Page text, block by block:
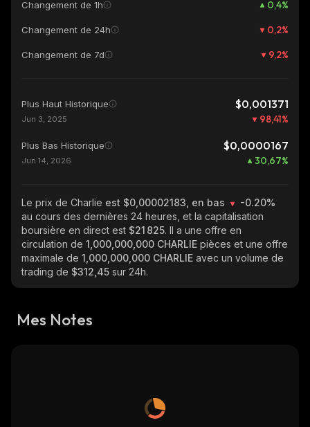
Changement de 1h 0,4%
Changement de 24h 0,2%
Changement de 7d 9,2%
Plus Haut Historique $0,001371
Jun 3, 2025 98,41%
Plus Bas Historique $0,0000167
Jun 14, 2026 30,67%
Le prix de Charlie est $0,00002183, en bas
-0.20%
au cours des dernières 24 heures, et la capitalisation
boursière en direct est $21 825. Il a une offre en
circulation de 1,000,000,000 CHARLIE pièces et une offre
maximale de 1,000,000,000 CHARLIE avec un volume de
trading de $312,45 sur 24h.
Mes Notes